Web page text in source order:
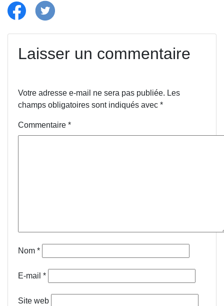
Laisser un commentaire
Votre adresse e-mail ne sera pas publiée. Les
champs obligatoires sont indiqués avec *
Commentaire *
Nom *
E-mail *
Site web